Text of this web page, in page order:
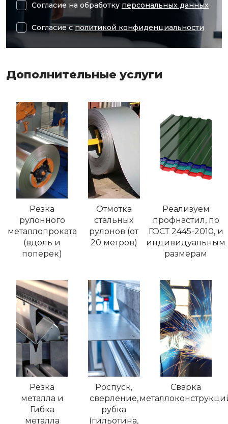
Согласие на обработку персональных данных
Согласие сполитикой конфиденциальности
Дополнительные услуги
Резка
рулонного
металлопроката
(вдоль и
поперек)
Отмотка
стальных
рулонов (от
20 метров)
Реализуем
профнастил, по
ГОСТ 2445-2010, и
индивидуальным
размерам
Резка
металла и
Гибка
металла
Роспуск,
сверление,
рубка
(гильотина,
Сварка